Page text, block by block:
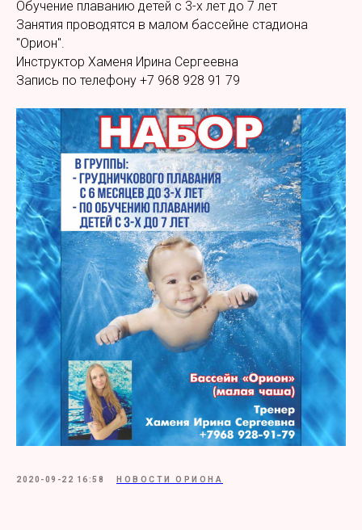
Обучение плаванию детей с 3-х лет до 7 лет
Занятия проводятся в малом бассейне стадиона
"Орион".
Инструктор Хаменя Ирина Сергеевна
Запись по телефону +7 968 928 91 79
2020-09-22 16:58 НОВОСТИ ОРИОНА